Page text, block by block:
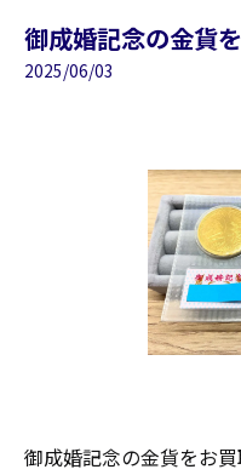
御成婚記念の金貨
2025/06/03
御成婚記念の金貨をお